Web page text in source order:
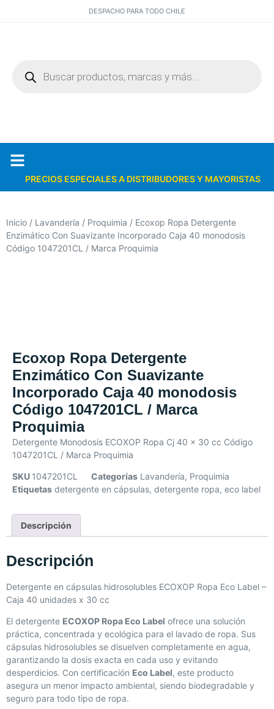
DESPACHO PARA TODO CHILE
PRECIOS ESPECIALES A DISTRIBUDORES Y MAYORISTAS
Inicio / Lavandería / Proquimia / Ecoxop Ropa Detergente
Enzimático Con Suavizante Incorporado Caja 40 monodosis
Código 1047201CL / Marca Proquimia
Ecoxop Ropa Detergente
Enzimático Con Suavizante
Incorporado Caja 40 monodosis
Código 1047201CL / Marca
Proquimia
Detergente Monodosis ECOXOP Ropa Cj 40 x 30 cc Código
1047201CL / Marca Proquimia
SKU 1047201CL Categorías Lavandería, Proquimia
Etiquetas detergente en cápsulas, detergente ropa, eco label
Descripción
Descripción
Detergente en cápsulas hidrosolubles ECOXOP Ropa Eco Label –
Caja 40 unidades x 30 cc
El detergente ECOXOP Ropa Eco Label ofrece una solución
práctica, concentrada y ecológica para el lavado de ropa. Sus
cápsulas hidrosolubles se disuelven completamente en agua,
garantizando la dosis exacta en cada uso y evitando
desperdicios. Con certificación Eco Label, este producto
asegura un menor impacto ambiental, siendo biodegradable y
seguro para todo tipo de ropa.